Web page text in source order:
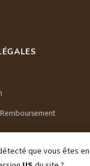
que vous êtes en